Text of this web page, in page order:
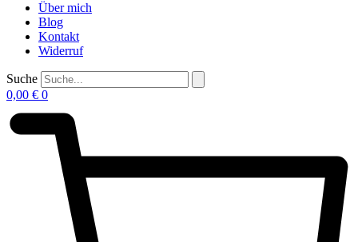
Über mich
Blog
Kontakt
Widerruf
Suche
0,00 € 0